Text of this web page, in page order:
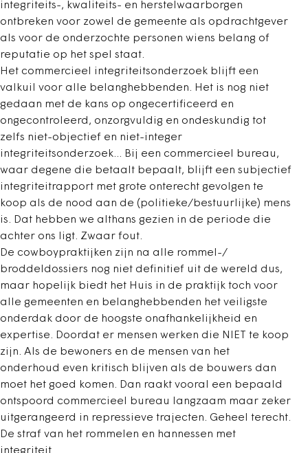
integriteits-, kwaliteits- en herstelwaarborgen
ontbreken voor zowel de gemeente als opdrachtgever
als voor de onderzochte personen wiens belang of
reputatie op het spel staat.
Het commercieel integriteitsonderzoek blijft een
valkuil voor alle belanghebbenden. Het is nog niet
gedaan met de kans op ongecertificeerd en
ongecontroleerd, onzorgvuldig en ondeskundig tot
zelfs niet-objectief en niet-integer
integriteitsonderzoek... Bij een commercieel bureau,
waar degene die betaalt bepaalt, blijft een subjectief
integriteitrapport met grote onterecht gevolgen te
koop als de nood aan de (politieke/bestuurlijke) mens
is. Dat hebben we althans gezien in de periode die
achter ons ligt. Zwaar fout.
De cowboypraktijken zijn na alle rommel-/
broddeldossiers nog niet definitief uit de wereld dus,
maar hopelijk biedt het Huis in de praktijk toch voor
alle gemeenten en belanghebbenden het veiligste
onderdak door de hoogste onafhankelijkheid en
expertise. Doordat er mensen werken die NIET te koop
zijn. Als de bewoners en de mensen van het
onderhoud even kritisch blijven als de bouwers dan
moet het goed komen. Dan raakt vooral een bepaald
ontspoord commercieel bureau langzaam maar zeker
uitgerangeerd in repressieve trajecten. Geheel terecht.
De straf van het rommelen en hannessen met